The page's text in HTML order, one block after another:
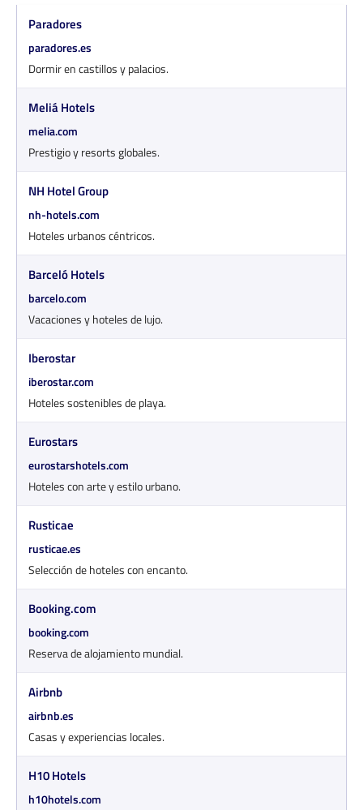
Paradores
paradores.es
Dormir en castillos y palacios.
Meliá Hotels
melia.com
Prestigio y resorts globales.
NH Hotel Group
nh-hotels.com
Hoteles urbanos céntricos.
Barceló Hotels
barcelo.com
Vacaciones y hoteles de lujo.
Iberostar
iberostar.com
Hoteles sostenibles de playa.
Eurostars
eurostarshotels.com
Hoteles con arte y estilo urbano.
Rusticae
rusticae.es
Selección de hoteles con encanto.
Booking.com
booking.com
Reserva de alojamiento mundial.
Airbnb
airbnb.es
Casas y experiencias locales.
H10 Hotels
h10hotels.com